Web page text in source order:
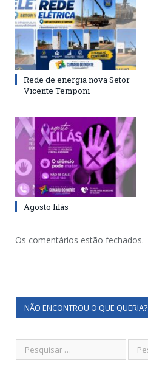
Rede de energia nova Setor
Vicente Temponi
Agosto lilás
Os comentários estão fechados.
NÃO ENCONTROU O QUE QUERIA?